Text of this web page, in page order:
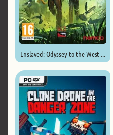
Enslaved: Odyssey to the West ...